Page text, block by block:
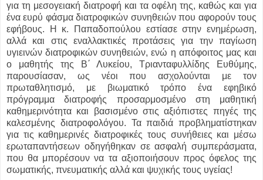
για τη μεσογειακή διατροφή και τα οφέλη της, καθώς και για
ένα ευρύ φάσμα διατροφικών συνηθειών που αφορούν τους
εφήβους. Η κ. Παπαδοπούλου εστίασε στην ενημέρωση,
αλλά και στις εναλλακτικές προτάσεις για την παγίωση
υγιεινών διατροφικών συνηθειών, ενώ η απόφοιτος μας και
ο μαθητής της Β΄ Λυκείου, Τριανταφυλλίδης Ευθύμης,
παρουσίασαν, ως νέοι που ασχολούνται με τον
πρωταθλητισμό, με βιωματικό τρόπο ένα εφηβικό
πρόγραμμα διατροφής προσαρμοσμένο στη μαθητική
καθημερινότητα και βασισμένο στις αξιόπιστες πηγές της
καλεσμένης διατροφολόγου. Τα παιδιά προβληματίστηκαν
για τις καθημερινές διατροφικές τους συνήθειες και μέσω
ερωταπαντήσεων οδηγήθηκαν σε ασφαλή συμπεράσματα,
που θα μπορέσουν να τα αξιοποιήσουν προς όφελος της
σωματικής, πνευματικής αλλά και ψυχικής τους υγείας!